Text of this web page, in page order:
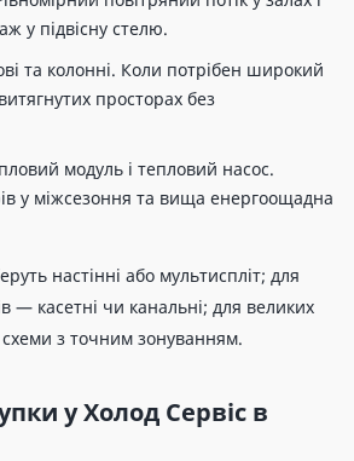
у підвісну стелю.
та колонні. Коли потрібен широкий
просторах без
модуль і тепловий насос.
у міжсезоння та вища енергоощадна
настінні або мультиспліт; для
— касетні чи канальні; для великих
з точним зонуванням.
у Холод Сервіс в